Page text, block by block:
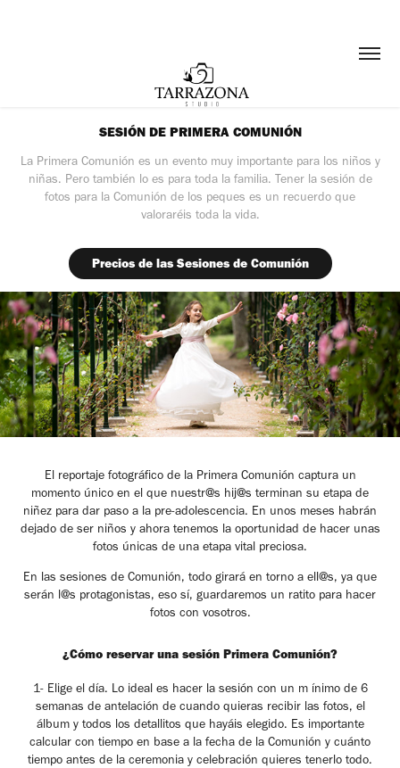
SESIÓN DE PRIMERA COMUNIÓN
La Primera Comunión es un evento muy importante para los niños y
niñas. Pero también lo es para toda la familia. Tener la sesión de
fotos para la Comunión de los peques es un recuerdo que
valoraréis toda la vida.
Precios de las Sesiones de Comunión
El reportaje fotográfico de la Primera Comunión captura un
momento único en el que nuestr@s hij@s terminan su etapa de
niñez para dar paso a la pre-adolescencia. En unos meses habrán
dejado de ser niños y ahora tenemos la oportunidad de hacer unas
fotos únicas de una etapa vital preciosa.
En las sesiones de Comunión, todo girará en torno a ell@s, ya que
serán l@s protagonistas, eso sí, guardaremos un ratito para hacer
fotos con vosotros.
¿Cómo reservar una sesión Primera Comunión?
1- Elige el día. Lo ideal es hacer la sesión con un m ínimo de 6
semanas de antelación de cuando quieras recibir las fotos, el
álbum y todos los detallitos que hayáis elegido. Es importante
calcular con tiempo en base a la fecha de la Comunión y cuánto
tiempo antes de la ceremonia y celebración quieres tenerlo todo.